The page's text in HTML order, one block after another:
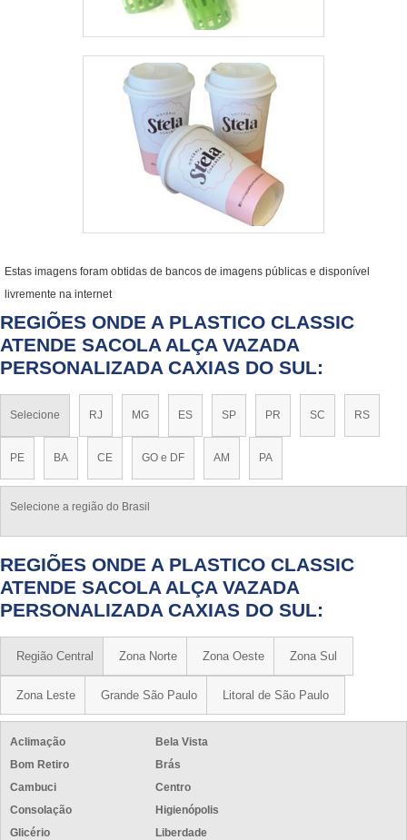
Estas imagens foram obtidas de bancos de imagens públicas e disponível
livremente na internet
REGIÕES ONDE A PLASTICO CLASSIC
ATENDE SACOLA ALÇA VAZADA
PERSONALIZADA CAXIAS DO SUL:
Selecione RJ MG ES SP PR SC RS
PE BA CE GO e DF AM PA
Selecione a região do Brasil
REGIÕES ONDE A PLASTICO CLASSIC
ATENDE SACOLA ALÇA VAZADA
PERSONALIZADA CAXIAS DO SUL:
Região Central Zona Norte Zona Oeste Zona Sul
Zona Leste Grande São Paulo Litoral de São Paulo
Aclimação
Bela Vista
Bom Retiro
Brás
Cambuci
Centro
Consolação
Higienópolis
Glicério
Liberdade